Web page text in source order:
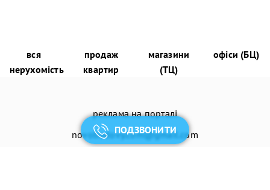
ПОДЗВОНИТИ
вся
нерухомість
продаж
квартир
магазини
(ТЦ)
офіси (БЦ)
реклама на порталі
novobudovy.com@gmail.com